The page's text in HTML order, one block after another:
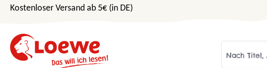
Hauptinhalt springen
Zur Suche springen
Zur Hauptnavigation springen
Kostenloser Versand ab 5€ (in DE)